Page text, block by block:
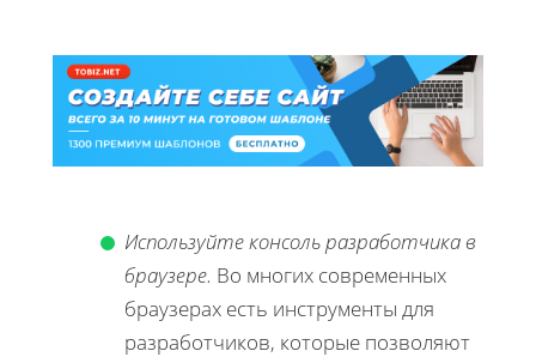
Используйте консоль разработчика в
браузере. Во многих современных
браузерах есть инструменты для
разработчиков, которые позволяют